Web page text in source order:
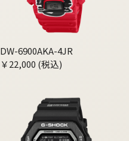
DW-6900AKA-4JR
￥22,000 (税込)